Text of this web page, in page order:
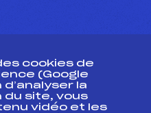
cookies de
(Google
la
site, vous
vidéo et les